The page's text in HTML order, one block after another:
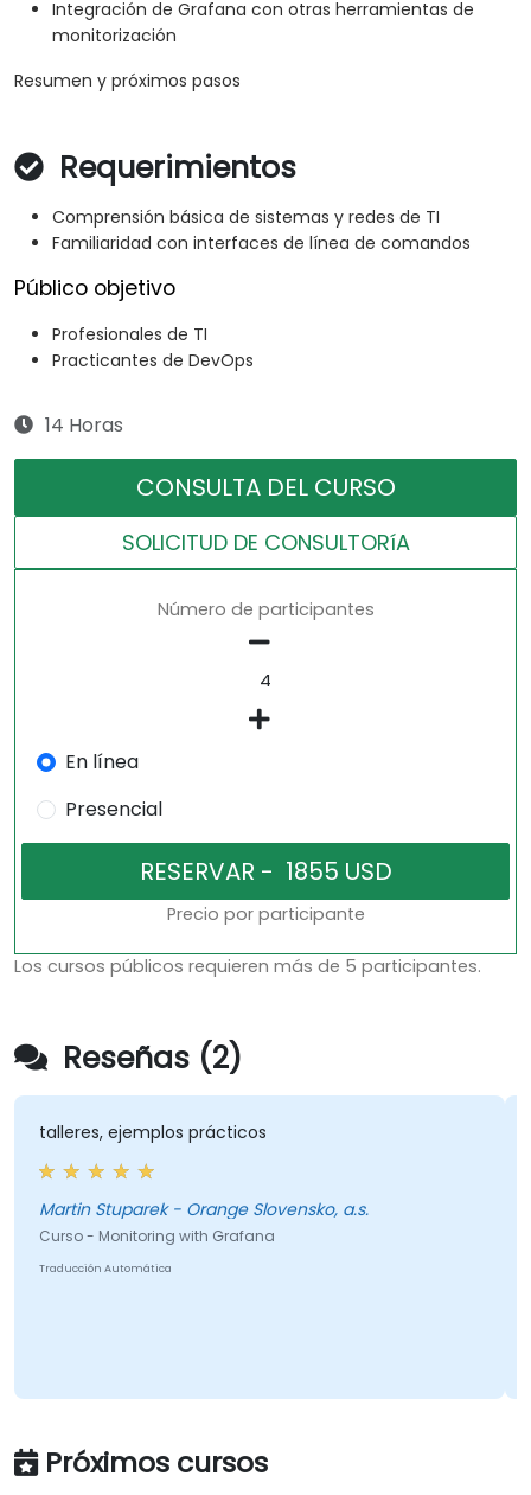
Integración de Grafana con otras herramientas de
monitorización
Resumen y próximos pasos
Requerimientos
Comprensión básica de sistemas y redes de TI
Familiaridad con interfaces de línea de comandos
Público objetivo
Profesionales de TI
Practicantes de DevOps
14 Horas
CONSULTA DEL CURSO
SOLICITUD DE CONSULTORíA
Número de participantes
En línea
Presencial
Precio por participante
Los cursos públicos requieren más de 5 participantes.
Reseñas (2)
talleres, ejemplos prácticos
Martin Stuparek - Orange Slovensko, a.s.
Curso - Monitoring with Grafana
Traducción Automática
Próximos cursos